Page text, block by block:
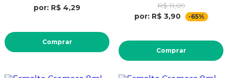
por: R$ 4,29
Comprar
R$ 11,09
por: R$ 3,90
-65%
Comprar